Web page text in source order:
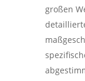
großen